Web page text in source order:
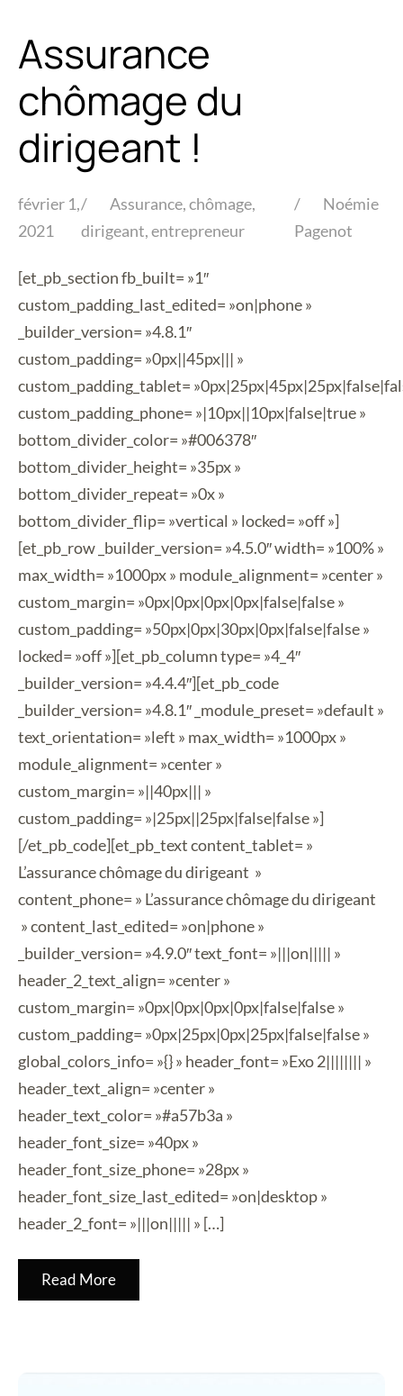
Assurance
chômage du
dirigeant !
février 1,
2021
Assurance,chômage,
dirigeant,entrepreneur
Noémie
Pagenot
[et_pb_section fb_built= »1″
custom_padding_last_edited= »on|phone »
_builder_version= »4.8.1″
custom_padding= »0px||45px||| »
custom_padding_tablet=
custom_padding_phone= »|10px||10px|false|true »
bottom_divider_color= »#006378″
bottom_divider_height= »35px »
bottom_divider_repeat= »0x »
bottom_divider_flip= »vertical » locked= »off »]
[et_pb_row _builder_version= »4.5.0″ width= »100% »
max_width= »1000px » module_alignment= »center »
custom_margin= »0px|0px|0px|0px|false|false »
custom_padding= »50px|0px|30px|0px|false|false »
locked= »off »][et_pb_column type= »4_4″
_builder_version= »4.4.4″][et_pb_code
_builder_version= »4.8.1″ _module_preset= »default »
text_orientation= »left » max_width= »1000px »
module_alignment= »center »
custom_margin= »||40px||| »
custom_padding= »|25px||25px|false|false »]
[/et_pb_code][et_pb_text content_tablet= »
L’assurance chômage du dirigeant »
content_phone= » L’assurance chômage du dirigeant
» content_last_edited= »on|phone »
_builder_version= »4.9.0″ text_font= »|||on||||| »
header_2_text_align= »center »
custom_margin= »0px|0px|0px|0px|false|false »
custom_padding= »0px|25px|0px|25px|false|false »
global_colors_info= »{} » header_font= »Exo 2|||||||| »
header_text_align= »center »
header_text_color= »#a57b3a »
header_font_size= »40px »
header_font_size_phone= »28px »
header_font_size_last_edited= »on|desktop »
header_2_font= »|||on||||| » […]
Read More